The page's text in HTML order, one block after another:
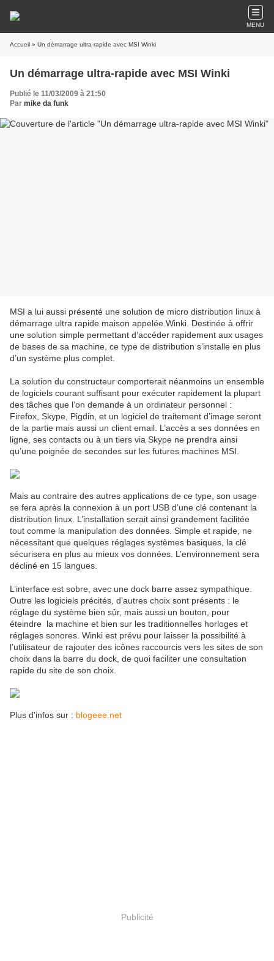
MENU
Accueil » Un démarrage ultra-rapide avec MSI Winki
Un démarrage ultra-rapide avec MSI Winki
Publié le 11/03/2009 à 21:50
Par mike da funk
MSI a lui aussi présenté une solution de micro distribution linux à
démarrage ultra rapide maison appelée Winki. Destinée à offrir
une solution simple permettant d’accéder rapidement aux usages
de bases de sa machine, ce type de distribution s’installe en plus
d’un système plus complet.
La solution du constructeur comporterait néanmoins un ensemble
de logiciels courant suffisant pour exécuter rapidement la plupart
des tâches que l’on demande à un ordinateur personnel :
Firefox, Skype, Pigdin, et un logiciel de traitement d’image seront
de la partie mais aussi un client email. L’accès a ses données en
ligne, ses contacts ou à un tiers via Skype ne prendra ainsi
qu’une poignée de secondes sur les futures machines MSI.
Mais au contraire des autres applications de ce type, son usage
se fera après la connexion à un port USB d’une clé contenant la
distribution linux. L’installation serait ainsi grandement facilitée
tout comme la manipulation des données. Simple et rapide, ne
nécessitant que quelques réglages systèmes basiques, la clé
sécurisera en plus au mieux vos données. L’environnement sera
décliné en 15 langues.
L’interface est sobre, avec une dock barre assez sympathique.
Outre les logiciels précités, d’autres choix sont présents : le
réglage du système bien sûr, mais aussi un bouton, pour
éteindre la machine et bien sur les traditionnelles horloges et
réglages sonores. Winki est prévu pour laisser la possibilité à
l’utilisateur de rajouter des icônes raccourcis vers les sites de son
choix dans la barre du dock, de quoi faciliter une consultation
rapide du site de son choix.
Plus d'infos sur : blogeee.net
Publicité